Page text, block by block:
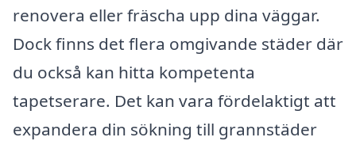
renovera eller fräscha upp dina väggar.
Dock finns det flera omgivande städer där
du också kan hitta kompetenta
tapetserare. Det kan vara fördelaktigt att
expandera din sökning till grannstäder